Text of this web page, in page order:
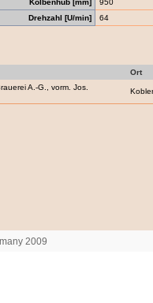
Kolbenhub [mm]
950
Drehzahl [U/min]
64
Ort
A.-G., vorm. Jos.
2009